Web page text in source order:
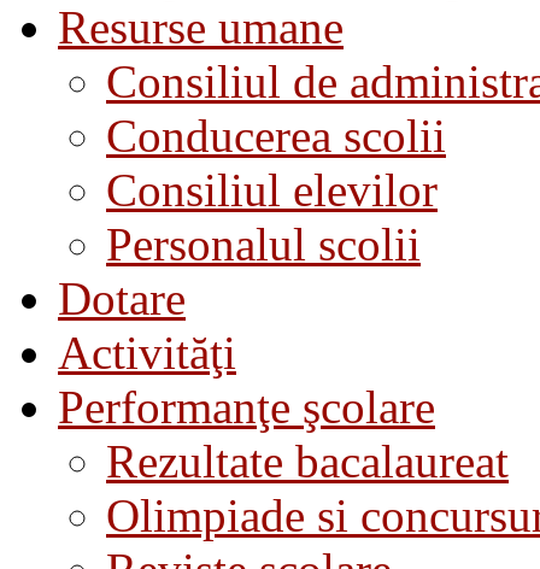
Resurse umane
Consiliul de
Conducerea scolii
Consiliul elevilor
Personalul scolii
Dotare
Activităţi
Performanţe şcolare
Rezultate bacalaureat
Olimpiade si